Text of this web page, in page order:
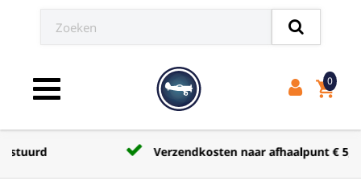
Toggle navigation shopping_cart
0
Verzendkosten naar afhaalpunt € 5,50